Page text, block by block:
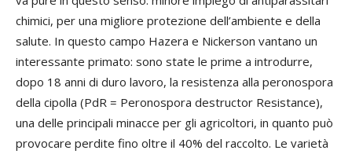
chimici, per una migliore protezione dell’ambiente e della
salute. In questo campo Hazera e Nickerson vantano un
interessante primato: sono state le prime a introdurre,
dopo 18 anni di duro lavoro, la resistenza alla peronospora
della cipolla (PdR = Peronospora destructor Resistance),
una delle principali minacce per gli agricoltori, in quanto può
provocare perdite fino oltre il 40% del raccolto. Le varietà